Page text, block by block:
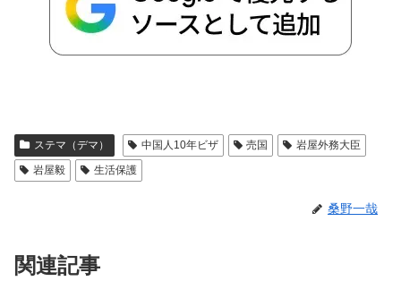
ステマ（デマ） 中国人10年ビザ 売国
岩屋外務大臣
岩屋毅
生活保護
桑野一哉
関連記事